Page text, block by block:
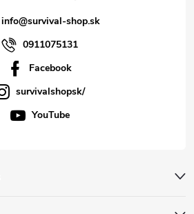
info@survival-shop.sk
0911075131
Facebook
survivalshopsk/
YouTube